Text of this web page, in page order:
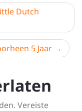
Dutch
5 Jaar
Vereiste